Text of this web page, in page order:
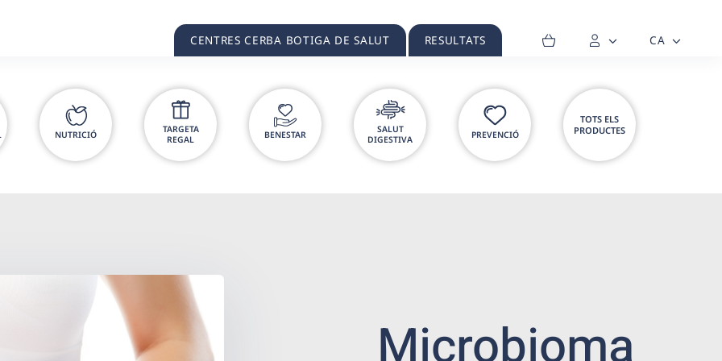
CENTRES CERBA BOTIGA DE SALUT RESULTATS CA
NUTRICIÓ
TARGETA
REGAL
BENESTAR
SALUT
DIGESTIVA
PREVENCIÓ
TOTS ELS
PRODUCTES